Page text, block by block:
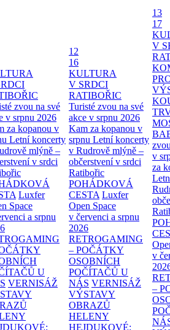
zvou na své
v srpnu 2026
za kopanou v
Letní koncerty
mlýně –
v srdci
Luxfer
Space
a srpnu
U
VERNISÁŽ
12
16
KULTURA
V SRDCI
RATIBOŘIC
Turisté zvou na své
akce v srpnu 2026
Kam za kopanou v
srpnu Letní koncerty
v Rudrově mlýně –
občerstvení v srdci
Ratibořic
POHÁDKOVÁ
CESTA Luxfer
Open Space
v červenci a srpnu
2026
RETROGAMING
– POČÁTKY
OSOBNÍCH
POČÍTAČŮ U
NÁS VERNISÁŽ
VÝSTAVY
OBRAZŮ
HELENY
HEJDUKOVÉ:
13
17
V
v
za
v
–